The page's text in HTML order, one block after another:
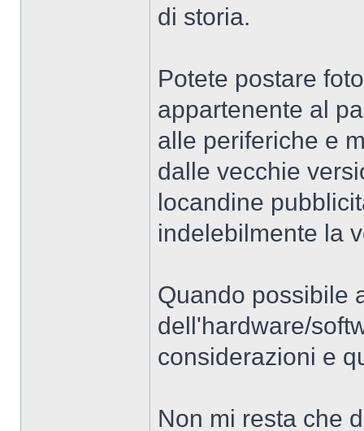
di storia.
Potete postare
appartenente al
alle periferiche e
dalle vecchie
locandine
indelebilmente la
Quando possibile
dell'hardware/
considerazioni e
Non mi resta che